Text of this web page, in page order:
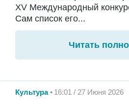
XV Международный
Сам список его...
Читать
Культура 16:01 / 27 Июня 2026